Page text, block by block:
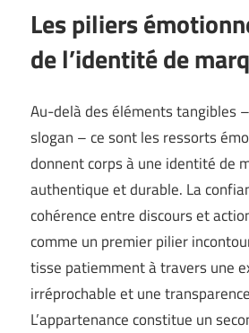
Les piliers
de l’identité de
Au-delà des éléments tangibles
slogan – ce sont les ressorts
donnent corps à une identité de
authentique et durable. La
cohérence entre discours et
comme un premier pilier
tisse patiemment à travers une
irréprochable et une
L’appartenance constitue un